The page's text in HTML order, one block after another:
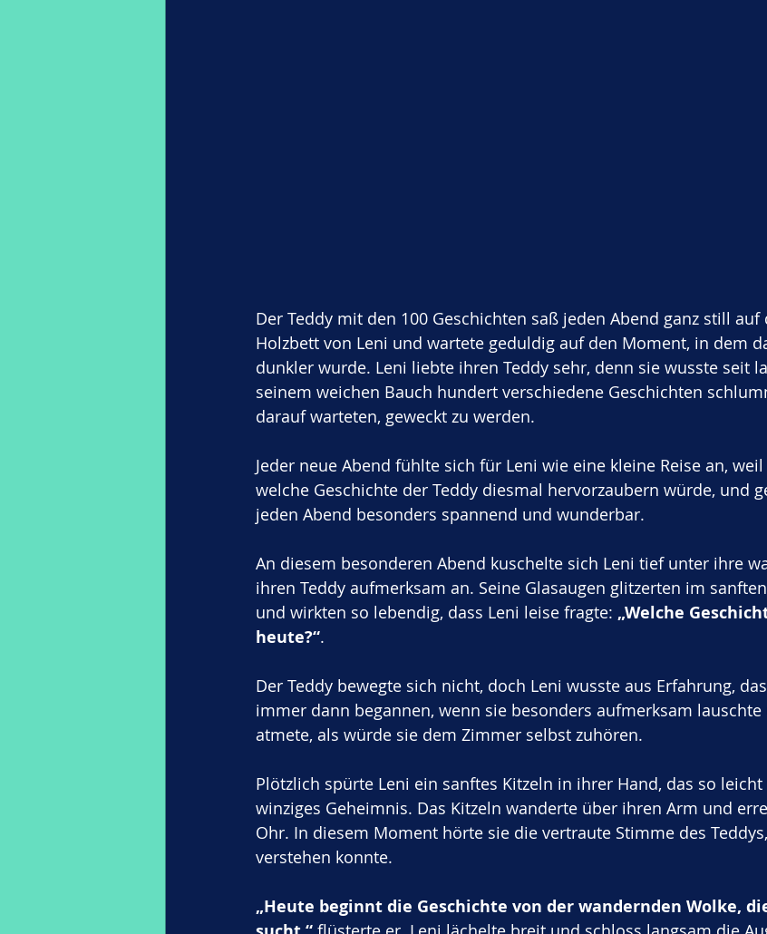
Der Teddy mit den 100 Geschichten saß jeden Abend ganz still auf
Holzbett von Leni und wartete geduldig auf den Moment, in dem
dunkler wurde. Leni liebte ihren Teddy sehr, denn sie wusste seit
seinem weichen Bauch hundert verschiedene Geschichten
darauf warteten, geweckt zu werden.
Jeder neue Abend fühlte sich für Leni wie eine kleine Reise an,
welche Geschichte der Teddy diesmal hervorzaubern würde, und
jeden Abend besonders spannend und wunderbar.
An diesem besonderen Abend kuschelte sich Leni tief unter ihre
ihren Teddy aufmerksam an. Seine Glasaugen glitzerten im
und wirkten so lebendig, dass Leni leise fragte: „Welche
heute?“.
Der Teddy bewegte sich nicht, doch Leni wusste aus Erfahrung,
immer dann begannen, wenn sie besonders aufmerksam
atmete, als würde sie dem Zimmer selbst zuhören.
Plötzlich spürte Leni ein sanftes Kitzeln in ihrer Hand, das so
winziges Geheimnis. Das Kitzeln wanderte über ihren Arm und
Ohr. In diesem Moment hörte sie die vertraute Stimme des
verstehen konnte.
„Heute beginnt die Geschichte von der wandernden Wolke,